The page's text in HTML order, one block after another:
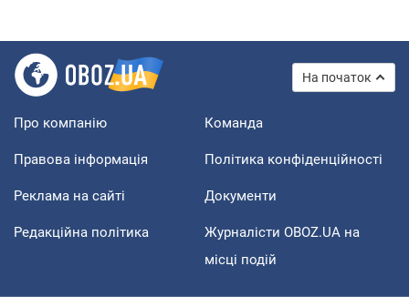
На початок
Про компанію Команда
Правова інформація Політика конфіденційності
Реклама на сайті Документи
Редакційна політика
Журналісти OBOZ.UA на
місці подій